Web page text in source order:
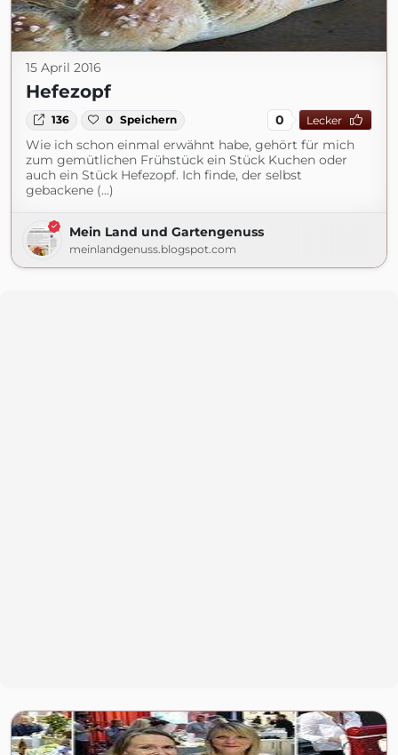
15 April 2016
Hefezopf
136 0 Speichern 0 Lecker
Wie ich schon einmal erwähnt habe, gehört für mich
zum gemütlichen Frühstück ein Stück Kuchen oder
auch ein Stück Hefezopf. Ich finde, der selbst
gebackene (...)
Mein Land und Gartengenuss
meinlandgenuss.blogspot.com